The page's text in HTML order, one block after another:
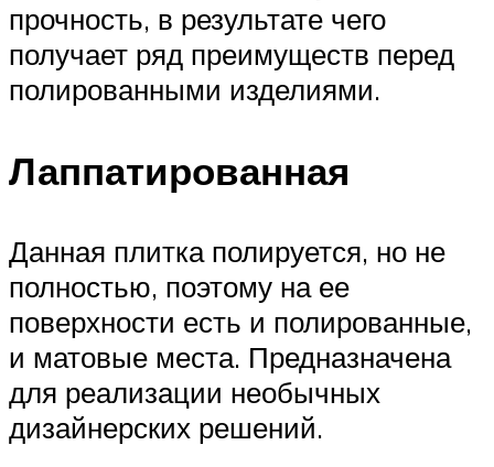
прочность, в результате чего
получает ряд преимуществ перед
полированными изделиями.
Лаппатированная
Данная плитка полируется, но не
полностью, поэтому на ее
поверхности есть и полированные,
и матовые места. Предназначена
для реализации необычных
дизайнерских решений.